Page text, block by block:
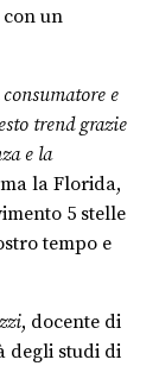
con un
e
trend grazie
e la
la Florida,
5 stelle
tempo e
, docente di
degli studi di